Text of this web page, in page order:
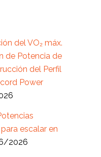
del VO₂ máx.
de Potencia de
del Perfil
Power
escalar en
2026